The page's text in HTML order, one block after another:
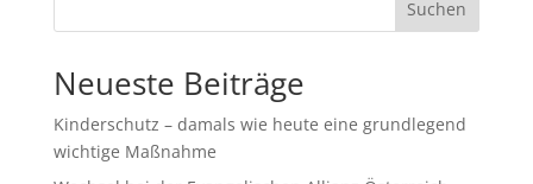
Suchen
Neueste Beiträge
Kinderschutz – damals wie heute eine grundlegend
wichtige Maßnahme